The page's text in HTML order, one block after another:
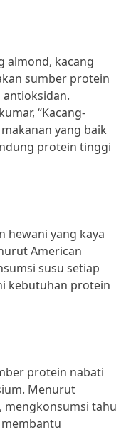
almond, kacang
sumber protein
antioksidan.
“Kacang-
yang baik
protein tinggi
hewani yang kaya
American
susu setiap
kebutuhan protein
protein nabati
Menurut
mengkonsumsi tahu